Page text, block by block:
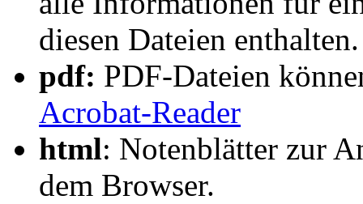
diesen Dateien enthalten.
pdf: PDF-Dateien
Acrobat-Reader
html: Notenblätter zur
dem Browser.